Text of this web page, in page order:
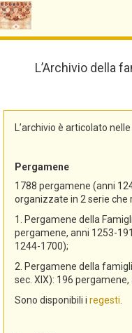
L’Archivio della
L’archivio è articolato
Pergamene
1788 pergamene (anni
organizzate in 2 serie che
1. Pergamene della
pergamene, anni 1253-
1244-1700);
2. Pergamene della
sec. XIX): 196 pergamene,
Sono disponibili i regesti